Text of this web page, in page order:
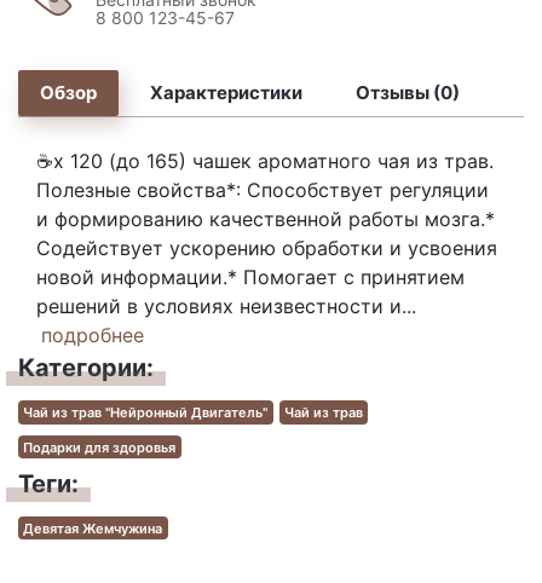
8 800 123-45-67
Обзор Характеристики Отзывы (0)
☕х 120 (до 165) чашек ароматного чая из трав.
Полезные свойства*: Способствует регуляции
и формированию качественной работы мозга.*
Содействует ускорению обработки и усвоения
новой информации.* Помогает с принятием
решений в условиях неизвестности и...
подробнее
Категории:
Чай из трав "Нейронный Двигатель" Чай из трав
Подарки для здоровья
Теги:
Девятая Жемчужина